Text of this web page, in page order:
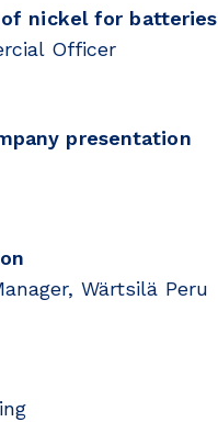
nickel for batteries
Officer
presentation
Wärtsilä Peru